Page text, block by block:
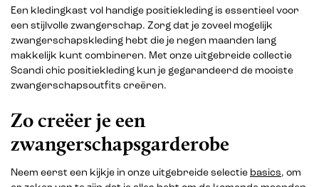
Een kledingkast vol handige positiekleding is essentieel voor
een stijlvolle zwangerschap. Zorg dat je zoveel mogelijk
zwangerschapskleding hebt die je negen maanden lang
makkelijk kunt combineren. Met onze uitgebreide collectie
Scandi chic positiekleding kun je gegarandeerd de mooiste
zwangerschapsoutfits creëren.
Zo creëer je een
zwangerschapsgarderobe
Neem eerst een kijkje in onze uitgebreide selectie basics, om